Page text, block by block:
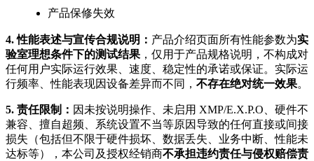
产品保修失效
4. 性能表述与宣传合规说明： 产品介绍页面所有性能参数为实
验室理想条件下的测试结果 ，仅用于产品规格说明，不构成对
任何用户实际运行效果、速度、稳定性的承诺或保证。实际运
行频率、性能表现因设备差异而不同， 不存在绝对统一效果。
5. 责任限制： 因未按说明操作、未启用 XMP/E.X.P.O、硬件不
兼容、擅自超频、系统设置不当等原因导致的任何直接或间接
损失（包括但不限于硬件损坏、数据丢失、业务中断、性能未
达标等），本公司及授权经销商不承担违约责任与侵权赔偿责